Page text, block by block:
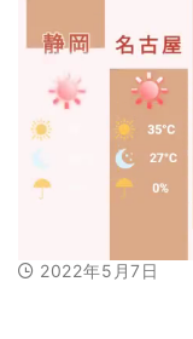
2022年5月7日